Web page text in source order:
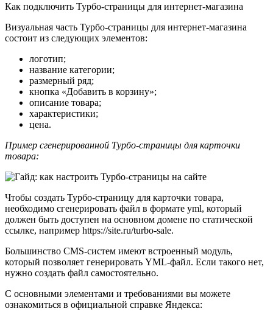
Как подключить Турбо-страницы для интернет-магазина
Визуальная часть Турбо-страницы для интернет-магазина
состоит из следующих элементов:
логотип;
название категории;
размерный ряд;
кнопка «Добавить в корзину»;
описание товара;
характеристики;
цена.
Пример сгенерированной Турбо-страницы для карточки
товара:
Чтобы создать Турбо-страницу для карточки товара,
необходимо сгенерировать файл в формате yml, который
должен быть доступен на основном домене по статической
ссылке, например https://site.ru/turbo-sale.
Большинство CMS-систем имеют встроенный модуль,
который позволяет генерировать YML-файл. Если такого нет,
нужно создать файл самостоятельно.
С основными элементами и требованиями вы можете
ознакомиться в официальной справке Яндекса: